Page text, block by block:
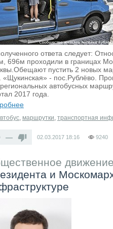
ответа следует:
696м проходили в границах
пустить 2 новых
«Щукинская» - пос.Рублёво.
автобусных
2017 года.
, маршрутки, транспортная
— 02.03.2017 18:16 9240
и